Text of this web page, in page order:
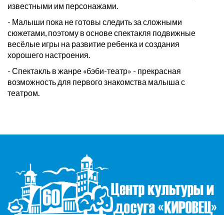
известными им персонажами.
- Малыши пока не готовы следить за сложными
сюжетами, поэтому в основе спектакля подвижные
весёлые игры на развитие ребенка и создания
хорошего настроения.
- Спектакль в жанре «бэби-театр» - прекрасная
возможность для первого знакомства малыша с
театром.